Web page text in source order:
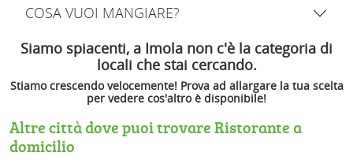
COSA VUOI MANGIARE?
Siamo spiacenti, a Imola non c'è la categoria di
locali che stai cercando.
Stiamo crescendo velocemente! Prova ad allargare la tua scelta
per vedere cos'altro è disponibile!
Altre città dove puoi trovare Ristorante a
domicilio